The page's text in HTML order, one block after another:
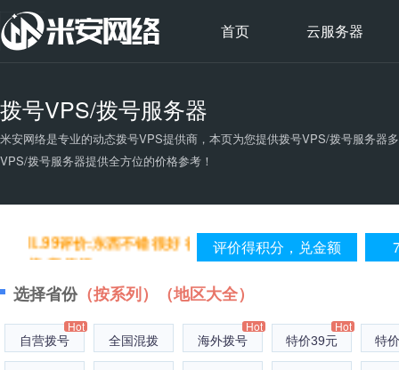
首页 云服务器
拨号VPS/拨号服务器
米安网络是专业的动态拨号VPS提供商，本页为您提供拨号VPS/拨号服务器
VPS/拨号服务器提供全方位的价格参考！
a1..75评价:牛逼PULS，价格
便宜机器就像
li..99评价:东西不错 很好 很
棒 亲 值得
ma..00评价:听说评论就有积
分，试试。
zq..01评价:服务器稳定将快
速。已经用一年了
评价得积分，兑金额
选择省份（按系列） （地区大全）
自营拨号
Hot
全国混拨 海外拨号
Hot
特价39元
Hot
特